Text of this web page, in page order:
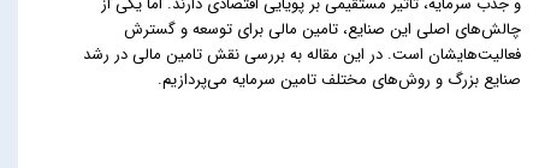
چالش‌های اصلی این صنایع، تامین مالی برای توسعه و گسترش
فعالیت‌هایشان است. در این مقاله به بررسی نقش تامین مالی در رشد
صنایع بزرگ و روش‌های مختلف تامین سرمایه می‌پردازیم.